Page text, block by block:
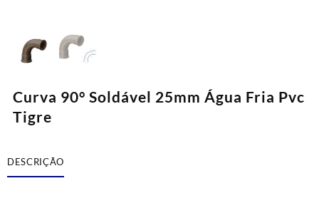
Curva 90° Soldável 25mm Água Fria Pvc
Tigre
DESCRIÇÃO